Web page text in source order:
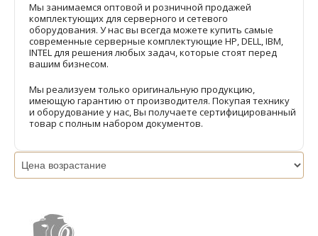
Мы занимаемся оптовой и розничной продажей
комплектующих для серверного и сетевого
оборудования. У нас вы всегда можете купить самые
современные серверные комплектующие HP, DELL, IBM,
INTEL для решения любых задач, которые стоят перед
вашим бизнесом.
Мы реализуем только оригинальную продукцию,
имеющую гарантию от производителя. Покупая технику
и оборудование у нас, Вы получаете сертифицированный
товар с полным набором документов.